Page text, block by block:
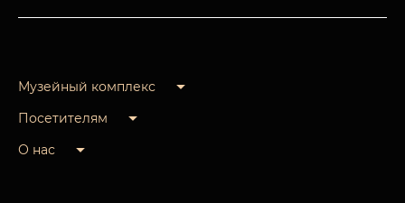
Музейный комплекс
Посетителям
О нас